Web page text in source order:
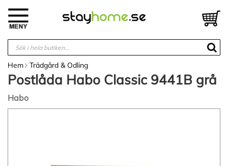
innehållet
Hem Trädgård & Odling
Postlåda Habo Classic 9441B grå
Habo